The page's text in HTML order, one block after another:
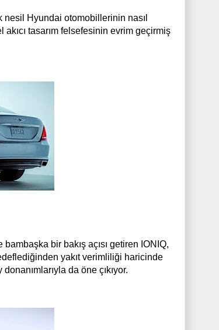
nesil Hyundai otomobillerinin nasıl
tasarım felsefesinin evrim geçirmiş
bir bakış açısı getiren IONIQ,
yakıt verimliliği haricinde
da öne çıkıyor.